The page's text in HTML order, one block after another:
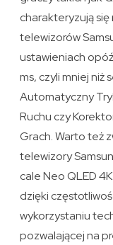
charakteryzują
telewizorów
ustawieniach
ms, czyli mniej niż
Automatyczny
Ruchu czy
Grach. Warto też
telewizory
cale Neo QLED
dzięki
wykorzystaniu
pozwalającej na